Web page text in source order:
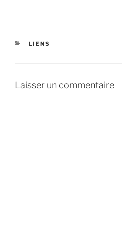
CATÉGORIES
LIENS
Laisser un commentaire